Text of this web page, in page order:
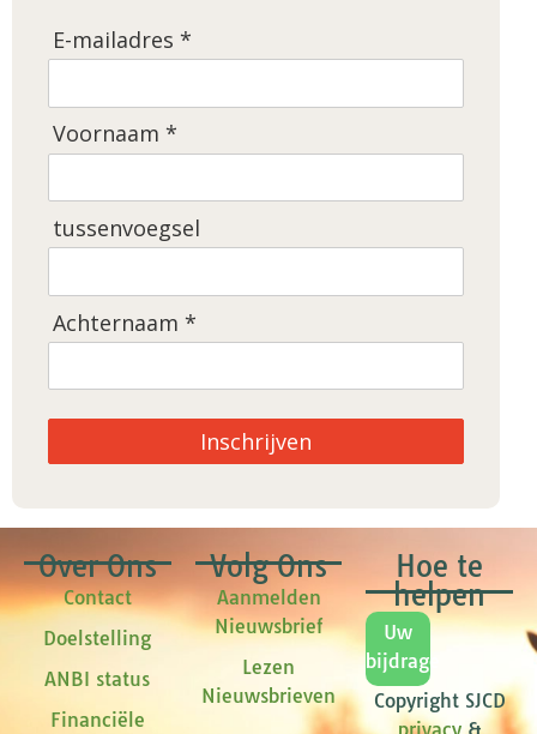
E-mailadres *
Voornaam *
tussenvoegsel
Achternaam *
Inschrijven
Over Ons
Contact
Doelstelling
ANBI status
Financiële
Volg Ons
Aanmelden
Nieuwsbrief
Lezen
Nieuwsbrieven
Hoe te
helpen
Uw
bijdrage
Copyright SJCD